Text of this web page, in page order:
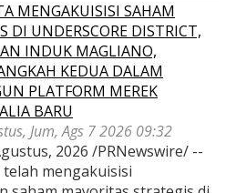
MENGAKUISISI SAHAM
DI UNDERSCORE DISTRICT,
INDUK MAGLIANO,
KEDUA DALAM
PLATFORM MEREK
BARU
Jum, Ags 7 2026 09:32
2026 /PRNewswire/ --
mengakuisisi